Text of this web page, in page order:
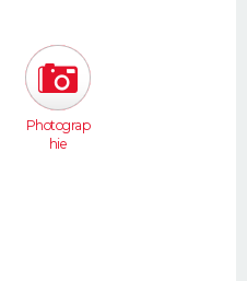
Photograp
hie